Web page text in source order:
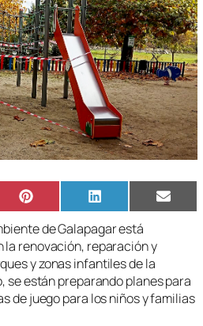
Compartir
en
Pinterest Compartir
en
LinkedIn
en
Email
de Galapagar está
renovación, reparación y
y zonas infantiles de la
se están preparando planes para
de juego para los niños y familias